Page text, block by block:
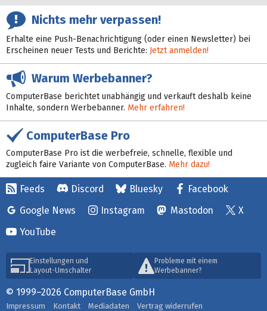
Nichts mehr verpassen!
Erhalte eine Push-Benachrichtigung (oder einen Newsletter) bei
Erscheinen neuer Tests und Berichte: Jetzt anmelden!
Warum Werbebanner?
ComputerBase berichtet unabhängig und verkauft deshalb keine
Inhalte, sondern Werbebanner. Mehr erfahren!
ComputerBase Pro
ComputerBase Pro ist die werbefreie, schnelle, flexible und
zugleich faire Variante von ComputerBase. Mehr dazu!
Feeds Discord Bluesky
Facebook
Google News
Instagram Mastodon
X
YouTube
Einstellungen und
Layout-Umschalter
Probleme mit einem
Werbebanner?
© 1999–2026 ComputerBase GmbH
Impressum Kontakt Mediadaten Vertrag widerrufen